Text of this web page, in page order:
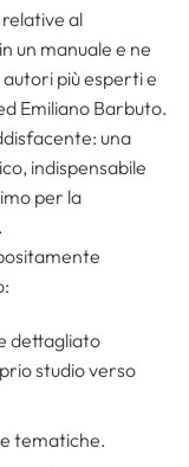
al
un manuale e ne
più esperti e
Emiliano Barbuto.
una
indispensabile
per la
dettagliato
studio verso
tematiche.